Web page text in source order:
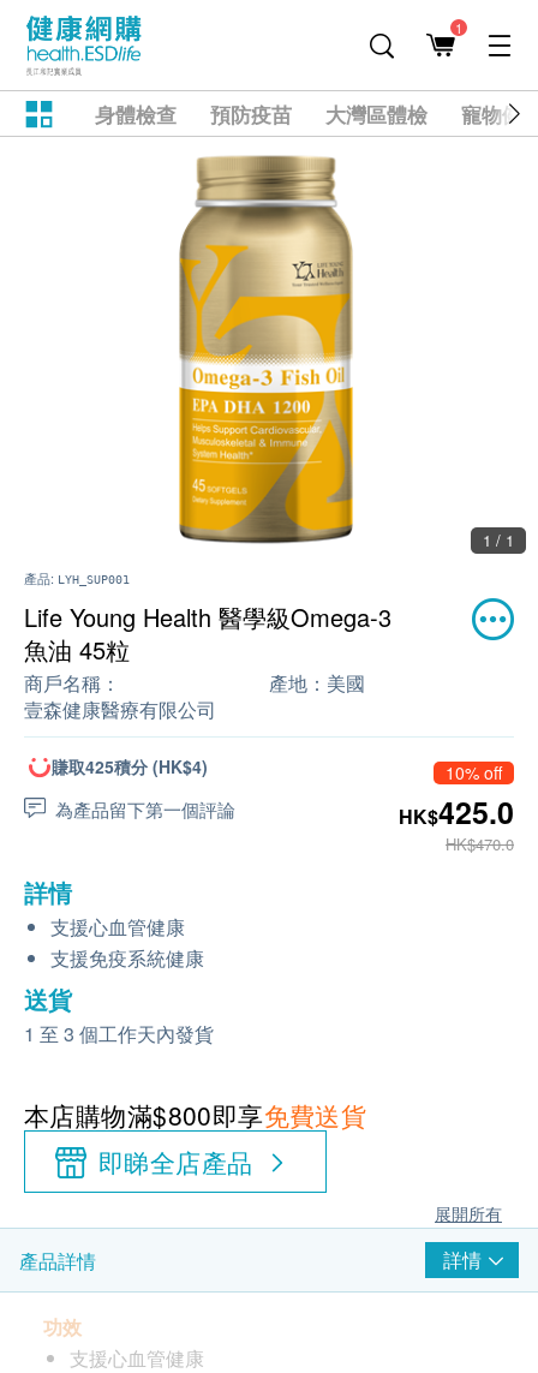
1
身體檢查 預防疫苗 大灣區體檢 寵物健
1 / 1
產品: LYH_SUP001
Life Young Health 醫學級Omega-3
魚油 45粒
商戶名稱：
壹森健康醫療有限公司
產地： 美國
賺取425積分 (HK$4)
為產品留下第一個評論
10% off
HK$425.0
HK$470.0
詳情
支援心血管健康
支援免疫系統健康
送貨
1 至 3 個工作天內發貨
本店購物滿$800即享免費送貨
即睇全店產品
展開所有
產品詳情 詳情
功效
支援心血管健康